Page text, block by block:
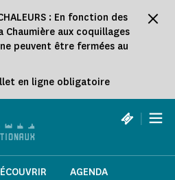
: En fonction des
Chaumière aux coquillages
peuvent être fermées au
en ligne obligatoire
|
AGENDA